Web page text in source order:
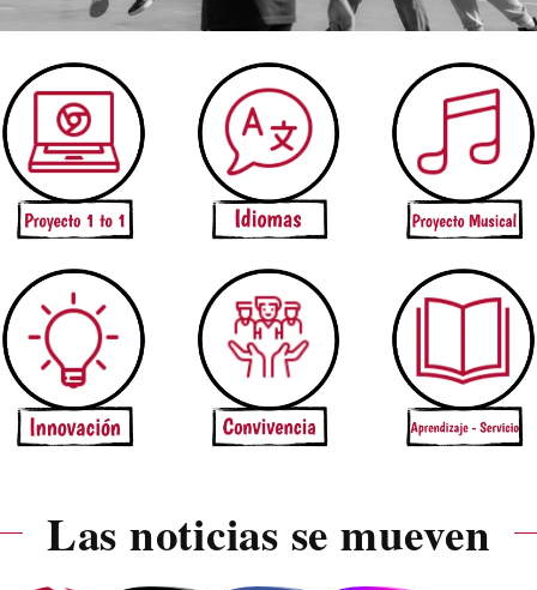
Las noticias se mueven